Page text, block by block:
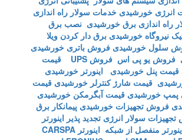
خورشیدی خدمات سولار راه اندازی
راه اندازی برق خورشیدی نصب برق
نیروگاه خورشیدی برق دار کردن ویلا
سلول خورشیدی فروش باتری خورشیدی
فروش یو پی اس فروش UPS
قیمت
قیمت پنل خورشیدی
اینورتر خورشیدی
قیمت شارژ کنترلر خورشیدی قیمت
پمپ خورشیدی قیمت آبگرمکن خورشیدی
فروش تجهیزات خورشیدی پیمانکار برق
سولار انرژی تجدید پذیر اینورتر
منفصل از شبکه اینورتر CARSPA